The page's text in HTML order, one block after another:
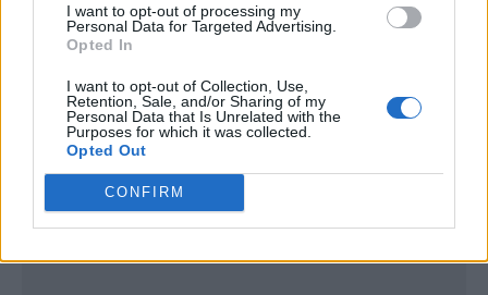
I want to opt-out of processing my
Personal Data for Targeted Advertising.
Opted In
I want to opt-out of Collection, Use,
Retention, Sale, and/or Sharing of my
Personal Data that Is Unrelated with the
Purposes for which it was collected.
Opted Out
CONFIRM